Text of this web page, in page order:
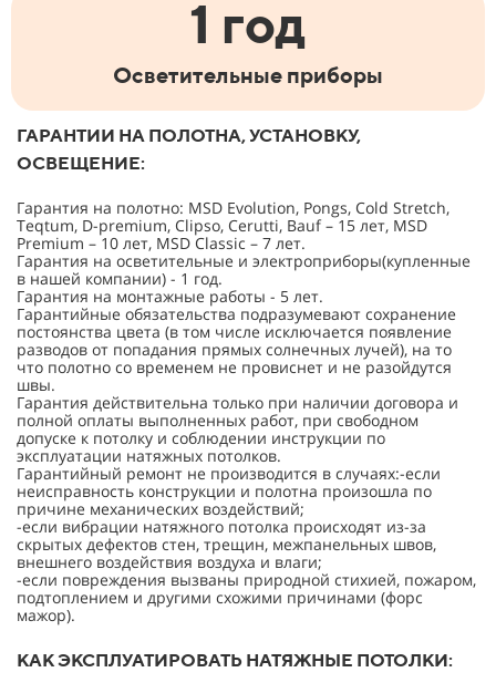
1 год
Осветительные приборы
ГАРАНТИИ НА ПОЛОТНА, УСТАНОВКУ,
ОСВЕЩЕНИЕ:
Гарантия на полотно: MSD Evolution, Pongs, Cold Stretch,
Teqtum, D-premium, Clipso, Cerutti, Bauf – 15 лет, MSD
Premium – 10 лет, MSD Classic – 7 лет.
Гарантия на осветительные и электроприборы(купленные
в нашей компании) - 1 год.
Гарантия на монтажные работы - 5 лет.
Гарантийные обязательства подразумевают сохранение
постоянства цвета (в том числе исключается появление
разводов от попадания прямых солнечных лучей), на то
что полотно со временем не провиснет и не разойдутся
швы.
Гарантия действительна только при наличии договора и
полной оплаты выполненных работ, при свободном
допуске к потолку и соблюдении инструкции по
эксплуатации натяжных потолков.
Гарантийный ремонт не производится в случаях:-если
неисправность конструкции и полотна произошла по
причине механических воздействий;
-если вибрации натяжного потолка происходят из-за
скрытых дефектов стен, трещин, межпанельных швов,
внешнего воздействия воздуха и влаги;
-если повреждения вызваны природной стихией, пожаром,
подтоплением и другими схожими причинами (форс
мажор).
КАК ЭКСПЛУАТИРОВАТЬ НАТЯЖНЫЕ ПОТОЛКИ: